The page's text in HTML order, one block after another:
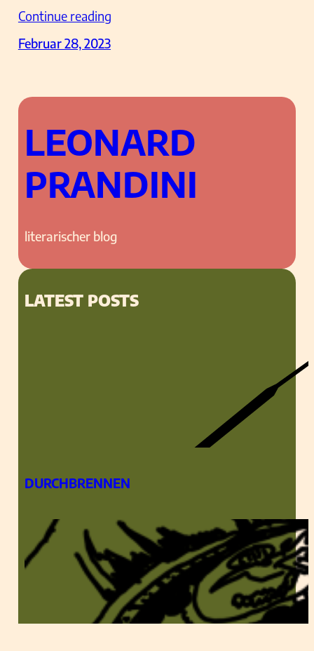
Continue reading
Februar 28, 2023
LEONARD
PRANDINI
literarischer blog
LATEST POSTS
DURCHBRENNEN